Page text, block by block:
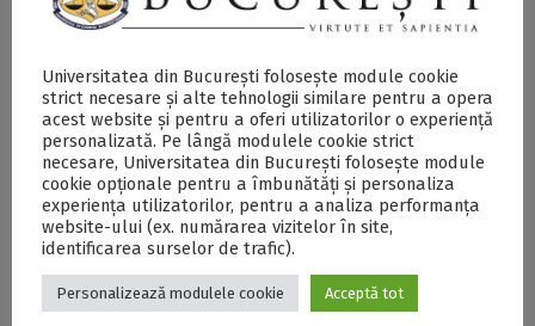
post-Holocaust.
Activitatea sa de cercetare este recunoscută pe plan
internațional prin volume publicate la edituri de
prestigiu precum De Gruyter, Routledge, Edinburgh
University Press și SUNY Press, consacrate esteticii,
filosofiei culturii, biopoliticii și modernității europene.
Pentru activitatea didactică a primit de două ori
distincția Profesor Bologna, în 2018 și în 2021.
Volumul este disponibil la Editura Tracus Arte,
Universitatea din București folosește module cookie
strict necesare și alte tehnologii similare pentru a opera
acest website și pentru a oferi utilizatorilor o experiență
personalizată. Pe lângă modulele cookie strict
necesare, Universitatea din București folosește module
cookie opționale pentru a îmbunătăți și personaliza
experiența utilizatorilor, pentru a analiza performanța
website-ului (ex. numărarea vizitelor în site,
identificarea surselor de trafic).
Personalizează modulele cookie Acceptă tot